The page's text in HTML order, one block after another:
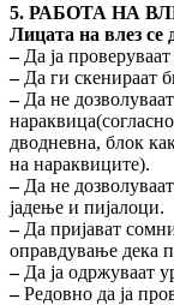
5. РАБОТА НА
Лицата на влез се
– Да ја
– Да ги скенираат
– Да не
дводневна, блок
на нараквиците).
– Да не
јадење и пијалоци.
– Да пријават
оправдување дека
– Да ја одржуваат
–Редовно да ја